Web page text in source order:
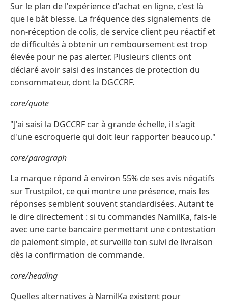
Sur le plan de l'expérience d'achat en ligne, c'est là
que le bât blesse. La fréquence des signalements de
non-réception de colis, de service client peu réactif et
de difficultés à obtenir un remboursement est trop
élevée pour ne pas alerter. Plusieurs clients ont
déclaré avoir saisi des instances de protection du
consommateur, dont la DGCCRF.
core/quote
"J'ai saisi la DGCCRF car à grande échelle, il s'agit
d'une escroquerie qui doit leur rapporter beaucoup."
core/paragraph
La marque répond à environ 55% de ses avis négatifs
sur Trustpilot, ce qui montre une présence, mais les
réponses semblent souvent standardisées. Autant te
le dire directement : si tu commandes NamilKa, fais-le
avec une carte bancaire permettant une contestation
de paiement simple, et surveille ton suivi de livraison
dès la confirmation de commande.
core/heading
Quelles alternatives à NamilKa existent pour